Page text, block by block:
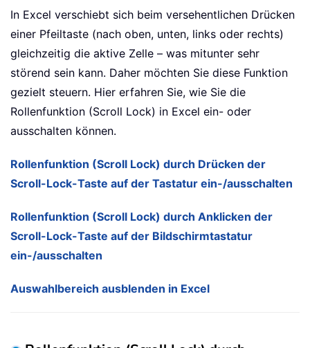
In Excel verschiebt sich beim versehentlichen Drücken
einer Pfeiltaste (nach oben, unten, links oder rechts)
gleichzeitig die aktive Zelle – was mitunter sehr
störend sein kann. Daher möchten Sie diese Funktion
gezielt steuern. Hier erfahren Sie, wie Sie die
Rollenfunktion (Scroll Lock) in Excel ein- oder
ausschalten können.
Rollenfunktion (Scroll Lock) durch Drücken der
Scroll-Lock-Taste auf der Tastatur ein-/ausschalten
Rollenfunktion (Scroll Lock) durch Anklicken der
Scroll-Lock-Taste auf der Bildschirmtastatur
ein-/ausschalten
Auswahlbereich ausblenden in Excel